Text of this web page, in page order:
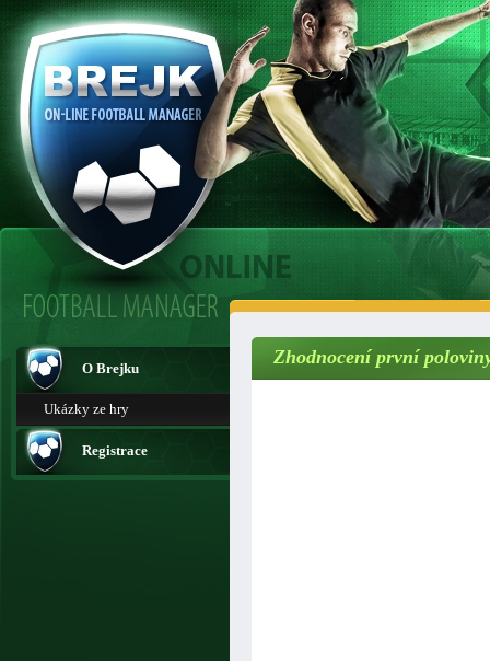
O Brejku
Ukázky ze hry
Registrace
Zhodnocení první